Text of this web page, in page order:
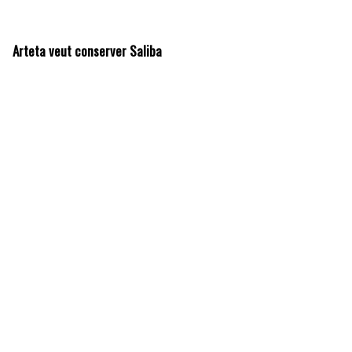
Arteta veut conserver Saliba